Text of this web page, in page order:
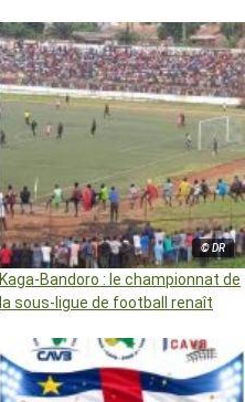
© DR
Kaga-Bandoro : le championnat de
la sous-ligue de football renaît